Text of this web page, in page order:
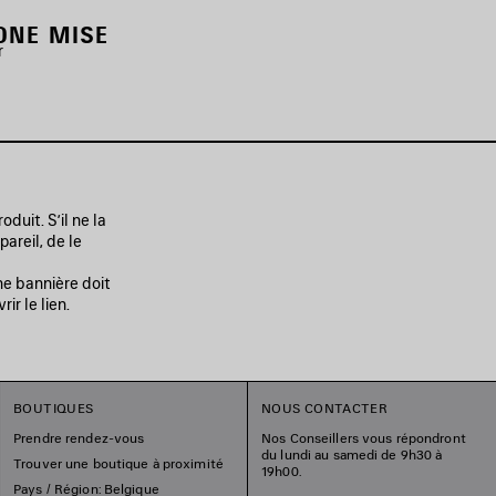
MISE
S’il ne la
de le
bannière doit
le lien.
BOUTIQUES
Prendre rendez-vous
Trouver une boutique à proximité
Pays / Région: Belgique
NOUS CONTACTER
Nos Conseillers vous répondront
du lundi au samedi de 9h30 à
19h00.